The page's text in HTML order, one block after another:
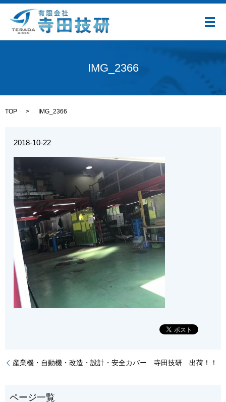
メ
IMG_2366
TOP IMG_2366
2018-10-22
産業機・自動機・改造・設計・安全カバー 寺田技研 出荷！！